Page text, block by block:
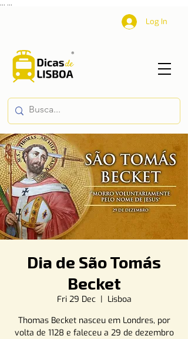
Log In
Dia de São Tomás
Becket
Fri 29 Dec
  |
Lisboa
Thomas Becket nasceu em Londres, por
volta de 1128 e faleceu a 29 de dezembro